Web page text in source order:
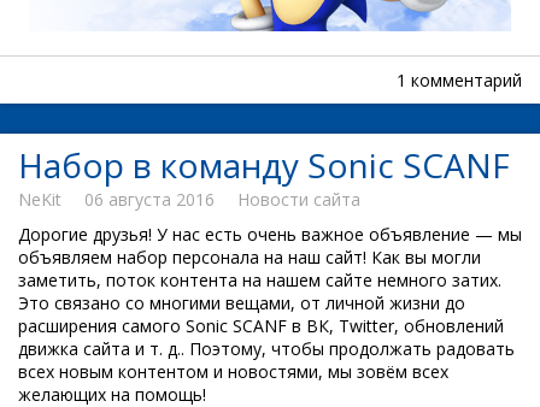
1 комментарий
Набор в команду Sonic SCANF
NeKit 06 августа 2016
Новости сайта
Дорогие друзья! У нас есть очень важное объявление — мы
объявляем набор персонала на наш сайт! Как вы могли
заметить, поток контента на нашем сайте немного затих.
Это связано со многими вещами, от личной жизни до
расширения самого Sonic SCANF в ВК, Twitter, обновлений
движка сайта и т. д.. Поэтому, чтобы продолжать радовать
всех новым контентом и новостями, мы зовём всех
желающих на помощь!